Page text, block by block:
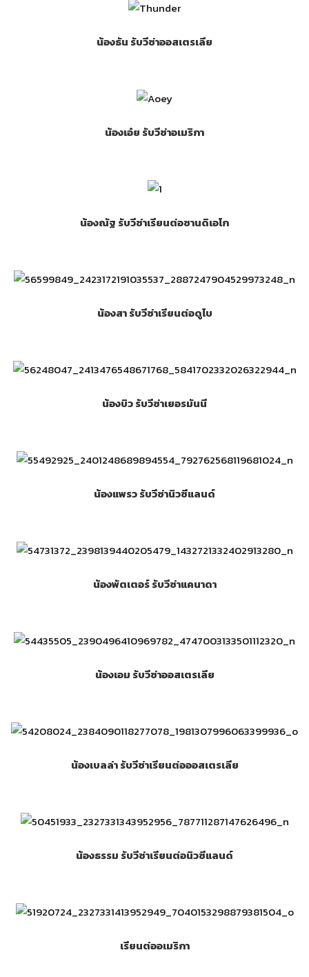
น้องธัน รับวีซ่าออสเตรเลีย
น้องเอ๋ย รับวีซ่าอเมริกา
น้องณัฐ รับวีซ่าเรียนต่อซานดิเอโก
น้องสา รับวีซ่าเรียนต่อดูไบ
น้องบิว รับวีซ่าเยอรมันนี
น้องแพรว รับวีซ่านิวซีแลนด์
น้องพัตเตอร์ รับวีซ่าแคนาดา
น้องเอม รับวีซ่าออสเตรเลีย
น้องเบลล่า รับวีซ่าเรียนต่อออสเตรเลีย
น้องธรรม รับวีซ่าเรียนต่อนิวซีแลนด์
เรียนต่ออเมริกา